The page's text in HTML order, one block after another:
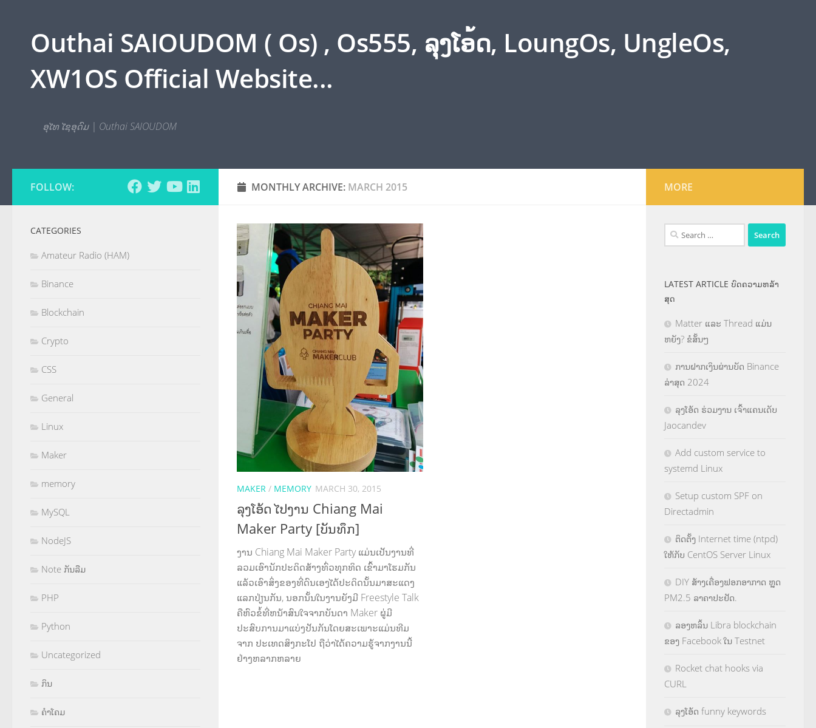
Outhai SAIOUDOM ( Os) , Os555, ລຸງໂອ້ດ, LoungOs, UngleOs,
XW1OS Official Website...
ອຸໄທ ໄຊອຸດົມ | Outhai SAIOUDOM
MONTHLY ARCHIVE: MARCH 2015
MAKER / MEMORY MARCH 30, 2015
ລຸງໂອ້ດ ໄປງານ Chiang Mai
Maker Party [ບັນທຶກ]
ງານ Chiang Mai Maker Party ແມ່ນເປັນງານທີ່
ລວມເອົານັກປະດິດສ້າງທົ່ວທຸຸກທິດ ເຂົ້າມາໂຮມກັນ
ແລ້ວເອົາສິ່ງຂອງທີ່ດົນເອງໄດ້ປະດິດນັ້ນມາສະແດງ
ແລກປ່ຽນກັນ, ນອກນັ້ນໃນງານຍັງມີ Freestyle Talk
ຄືຫົວຂໍ້ທີ່ຫນ້າສົນໃຈຈາກບັນດາ Maker ຜູ່ມີ
ປະສົບການມາແບ່ງປັນກັນໂດຍສະເພາະແມ່ນທີມ
ຈາກ ປະເທດສິງກະໂປ ຖືວ່າໄດ້ຄວາມຮູ້ຈາກງານນີ້
ຢ່າງຫລາກຫລາຍ
FOLLOW:
CATEGORIES
Amateur Radio (HAM)
Binance
Blockchain
Crypto
CSS
General
Linux
Maker
memory
MySQL
NodeJS
Note ກັນລືມ
PHP
Python
Uncategorized
ກິນ
ຄຳໂຄມ
MORE
Search
for:
LATEST ARTICLE ບົດຄວາມຫລ້າ
ສຸດ
Matter ແລະ Thread ແມ່ນ
ຫຍັງ? ຂໍສັ້ນໆ
ການຝາກເງິນຜ່ານບັດ Binance
ລ່າສຸດ 2024
ລຸງໂອ້ດ ຮ່ວມງານ ເຈົ້າແຄນເດັບ
Jaocandev
Add custom service to
systemd Linux
Setup custom SPF on
Directadmin
ຕິດຕັ້ງ Internet time (ntpd)
ໃຫ້ກັບ CentOS Server Linux
DIY ສ້າງເຄື່ອງຟອກອາກາດ ຫຼຸດ
PM2.5 ລາຄາປະຢັດ.
ລອງຫລິ້ນ Libra blockchain
ຂອງ Facebook ໃນ Testnet
Rocket chat hooks via
CURL
ລຸງໂອ້ດ funny keywords